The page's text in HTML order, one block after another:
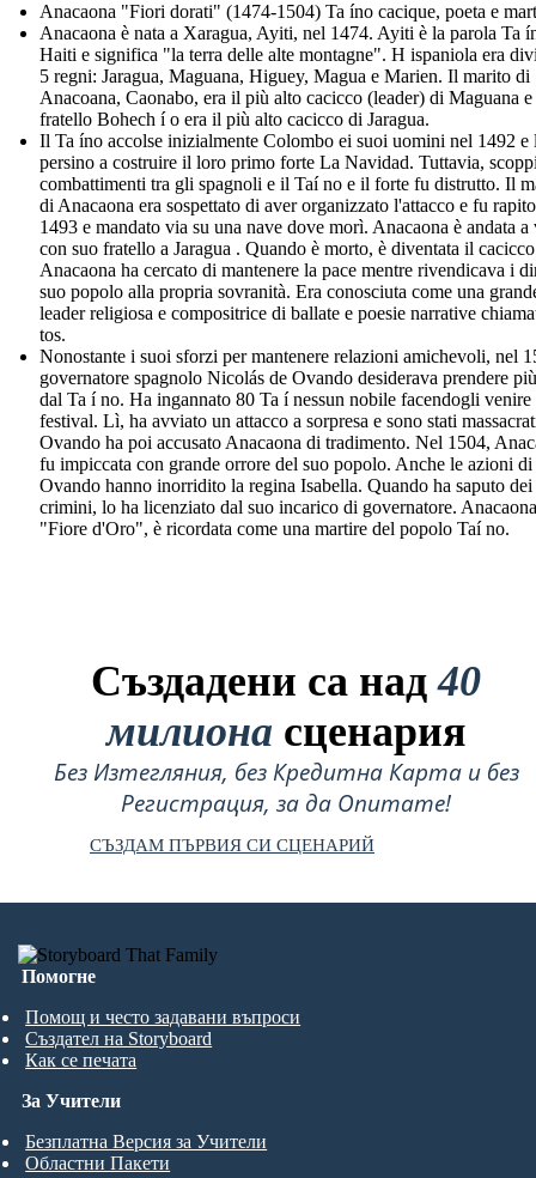
Anacaona "Fiori dorati" (1474-1504) Ta íno cacique, poeta e
Anacaona è nata a Xaragua, Ayiti, nel 1474. Ayiti è la parola Ta
Haiti e significa "la terra delle alte montagne". H ispaniola era
5 regni: Jaragua, Maguana, Higuey, Magua e Marien. Il marito di
Anacoana, Caonabo, era il più alto cacicco (leader) di Maguana e
fratello Bohech í o era il più alto cacicco di Jaragua.
Il Ta íno accolse inizialmente Colombo ei suoi uomini nel 1492 e
persino a costruire il loro primo forte La Navidad. Tuttavia,
combattimenti tra gli spagnoli e il Taí no e il forte fu distrutto. Il
di Anacaona era sospettato di aver organizzato l'attacco e fu
1493 e mandato via su una nave dove morì. Anacaona è andata a
con suo fratello a Jaragua . Quando è morto, è diventata il
Anacaona ha cercato di mantenere la pace mentre rivendicava i
suo popolo alla propria sovranità. Era conosciuta come una
leader religiosa e compositrice di ballate e poesie narrative
tos.
Nonostante i suoi sforzi per mantenere relazioni amichevoli, nel
governatore spagnolo Nicolás de Ovando desiderava prendere
dal Ta í no. Ha ingannato 80 Ta í nessun nobile facendogli venire
festival. Lì, ha avviato un attacco a sorpresa e sono stati
Ovando ha poi accusato Anacaona di tradimento. Nel 1504,
fu impiccata con grande orrore del suo popolo. Anche le azioni di
Ovando hanno inorridito la regina Isabella. Quando ha saputo
crimini, lo ha licenziato dal suo incarico di governatore.
"Fiore d'Oro", è ricordata come una martire del popolo Taí no.
Създадени са над40
милиона сценария
Без Изтегляния, без Кредитна Карта и без
Регистрация, за да Опитате!
СЪЗДАМ ПЪРВИЯ СИ СЦЕНАРИЙ
Помогне
Помощ и често задавани въпроси
Създател на Storyboard
Как се печата
За Учители
Безплатна Версия за Учители
Областни Пакети